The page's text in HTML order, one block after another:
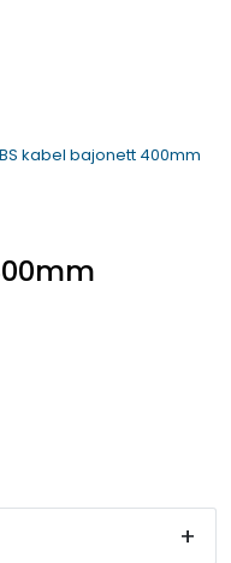
kabel bajonett 400mm
+